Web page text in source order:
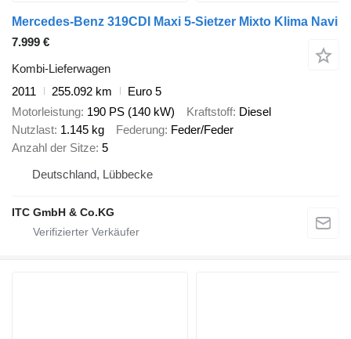
Mercedes-Benz 319CDI Maxi 5-Sietzer Mixto Klima Navi
7.999 €
Kombi-Lieferwagen
2011
255.092 km
Euro 5
Motorleistung 190 PS (140 kW) Kraftstoff Diesel
Nutzlast 1.145 kg Federung Feder/Feder
Anzahl der Sitze 5
Deutschland, Lübbecke
ITC GmbH & Co.KG